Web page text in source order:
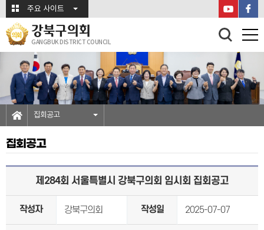
본문바로가기주요 사이트
강북구의회
GANGBUK DISTRICT COUNCIL
집회공고
집회공고
제284회 서울특별시 강북구의회 임시회 집회공고
작성자 강북구의회 작성일 2025-07-07